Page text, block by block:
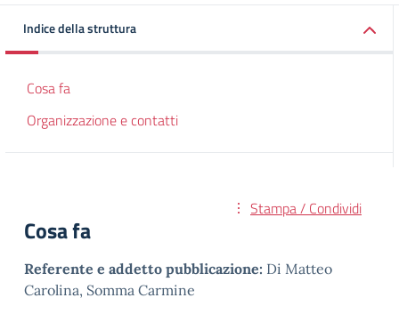
Indice della struttura
Cosa fa
Organizzazione e contatti
Stampa / Condividi
Cosa fa
Referente e addetto pubblicazione: Di Matteo
Carolina, Somma Carmine